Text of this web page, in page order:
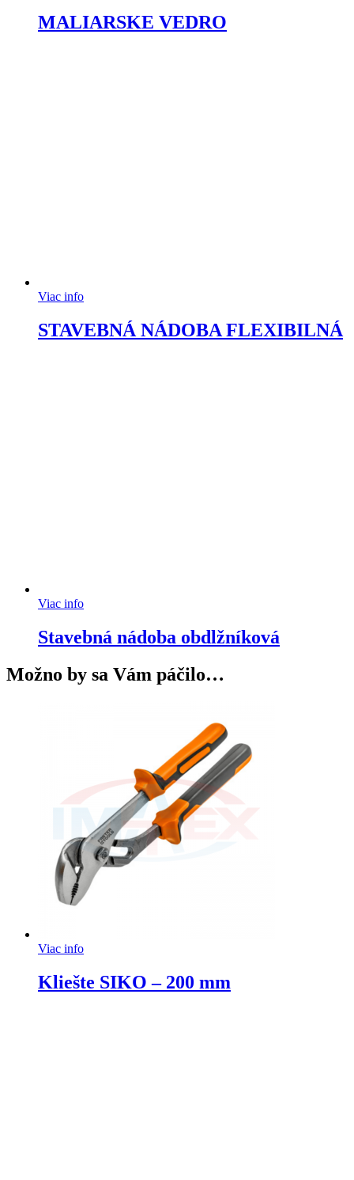
MALIARSKE VEDRO
Viac info
STAVEBNÁ NÁDOBA FLEXIBILNÁ
Viac info
Stavebná nádoba obdlžníková
Možno by sa Vám páčilo…
Viac info
Kliešte SIKO – 200 mm